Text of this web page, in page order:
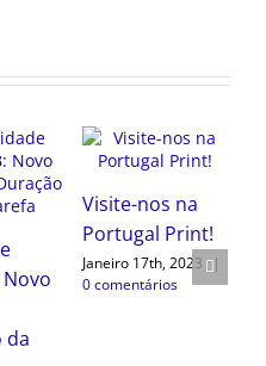
de
GGWEB: Novo
Campo
Duração da